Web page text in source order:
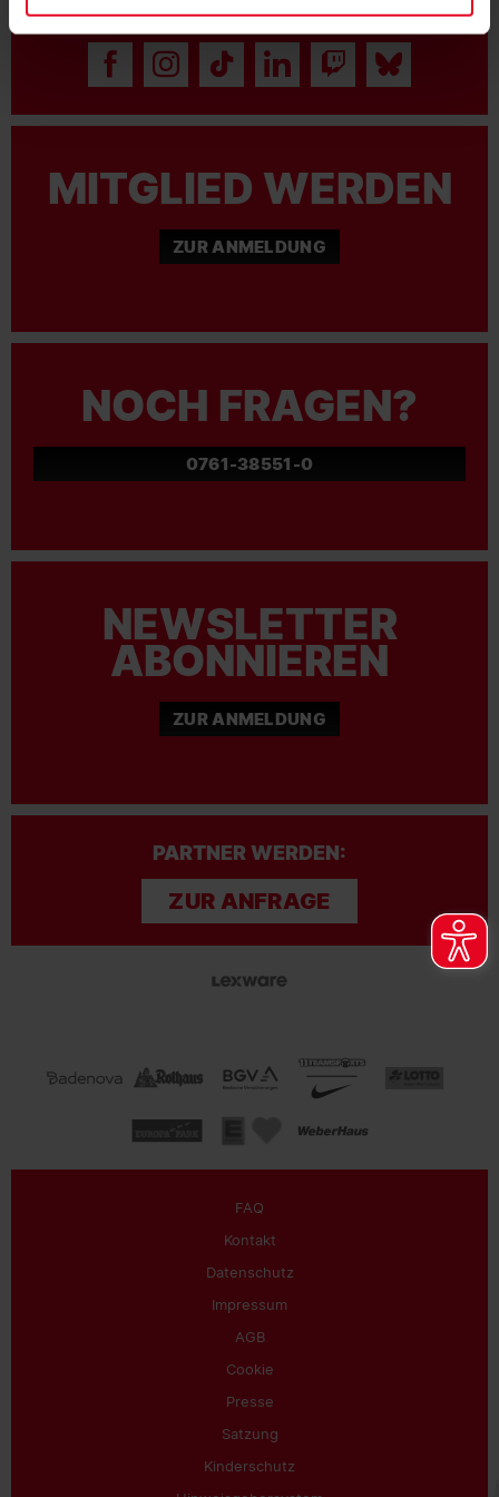
FAN WERDEN:
MITGLIED WERDEN
ZUR ANMELDUNG
NOCH FRAGEN?
0761-38551-0
NEWSLETTER
ABONNIEREN
ZUR ANMELDUNG
PARTNER WERDEN:
ZUR ANFRAGE
FAQ
Kontakt
Datenschutz
Impressum
AGB
Cookie
Presse
Satzung
Kinderschutz